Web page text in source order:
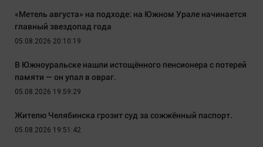
«Метель августа» на подходе: на Южном Урале начинается
главный звездопад года
05.08.2026 20:10:19
В Южноуральске нашли истощённого пенсионера с потерей
памяти — он упал в овраг.
05.08.2026 19:59:29
Жителю Челябинска грозит суд за сожжённый паспорт.
05.08.2026 19:51:42